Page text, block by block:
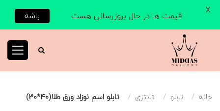
خانه تابلو فانتزی تابلو اسم نوزاد ورق طلا(۴۰*۳۰)
قیمت ها در حال بروزرسانی هست باشه X